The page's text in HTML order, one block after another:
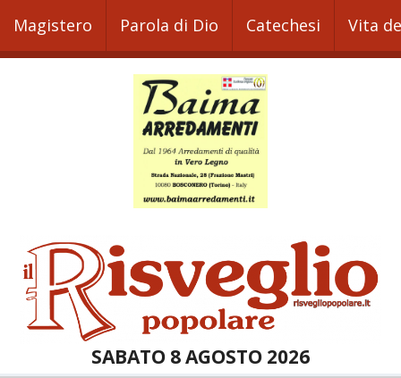
Magistero Parola di Dio Catechesi Vita
SABATO 8 AGOSTO 2026